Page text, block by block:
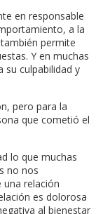
en responsable
a la
permite
Y en muchas
su culpabilidad y
pero para la
que cometió el
lo que muchas
no nos
relación
es dolorosa
al bienestar